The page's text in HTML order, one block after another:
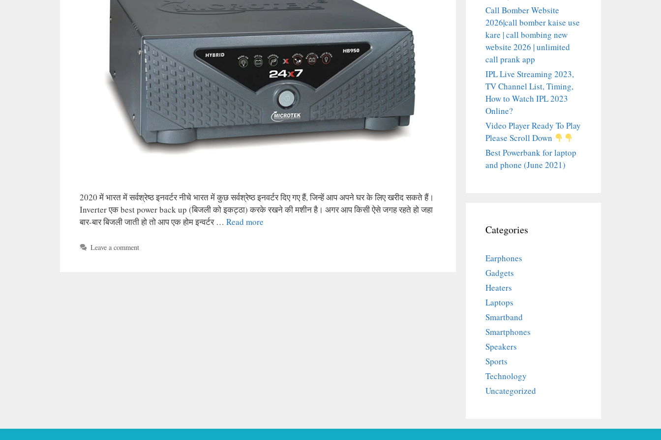
2020 में भारत में सर्वश्रेष्ठ इनवर्टर नीचे भारत में कुछ सर्वश्रेष्ठ इनवर्टर दिए गए हैं, जिन्हें आप अपने घर के लिए खरीद सकते हैं।
Inverter एक best power back up (बिजली को इकट्ठा) करके रखने की मशीन है। अगर आप किसी ऐसे जगह रहते हो जहा
बार-बार बिजली जाती हो तो आप एक होम इन्वर्टर … Read more
Leave a comment
Call Bomber Website
2026|call bomber kaise use
kare | call bombing new
website 2026 | unlimited
call prank app
IPL Live Streaming 2023,
TV Channel List, Timing,
How to Watch IPL 2023
Online?
Video Player Ready To Play
Please Scroll Down
Best Powerbank for laptop
and phone (June 2021)
Categories
Earphones
Gadgets
Heaters
Laptops
Smartband
Smartphones
Speakers
Sports
Technology
Uncategorized